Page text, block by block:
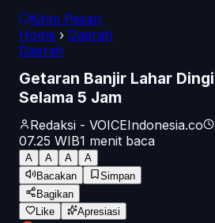
Kirim Pesan
Home › Daerah
Daerah
Getaran Banjir Lahar
Selama 5 Jam
Redaksi - VOICEIndonesia.co
07.25 WIB1 menit baca
A A A
A
Bacakan
Simpan
Bagikan
Like
Apresiasi